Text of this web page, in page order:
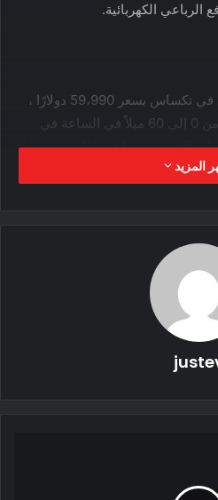
الرباعي الكهربائية.
. يبدأ الطراز Y القياسي الجديد في تكساس بسعر 59،990 دولارًا ،
ويبلغ مداه 279 ميلاً ، ويتسارع من 0 إلى 60 ميلاً في الساعة في
الجديدة ، بما في ذلك مسند ذراع
ورف لا يتجزأ. لكننا مهتمون أكثر
المزيد